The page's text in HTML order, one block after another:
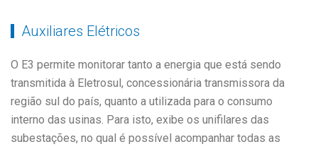
Auxiliares Elétricos
O E3 permite monitorar tanto a energia que está sendo
transmitida à Eletrosul, concessionária transmissora da
região sul do país, quanto a utilizada para o consumo
interno das usinas. Para isto, exibe os unifilares das
subestações, no qual é possível acompanhar todas as